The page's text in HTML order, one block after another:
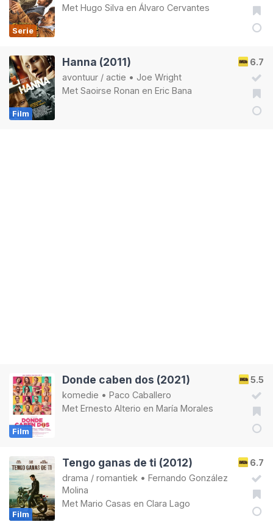
Serie
Met Hugo Silva en Álvaro Cervantes
Film
6.7
Hanna (2011)
avontuur / actie • Joe Wright
Met Saoirse Ronan en Eric Bana
Film
5.5
Donde caben dos (2021)
komedie • Paco Caballero
Met Ernesto Alterio en María Morales
Film
6.7
Tengo ganas de ti (2012)
drama / romantiek • Fernando González
Molina
Met Mario Casas en Clara Lago